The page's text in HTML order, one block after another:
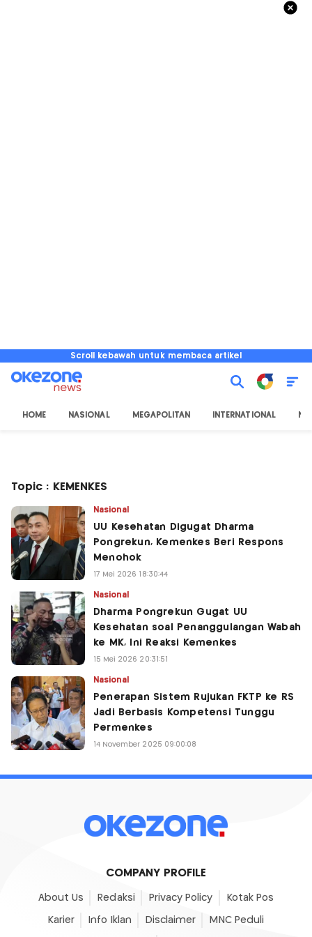
Scroll kebawah untuk membaca artikel
HOME NASIONAL MEGAPOLITAN INTERNATIONAL
Topic : KEMENKES
Nasional
UU Kesehatan Digugat Dharma
Pongrekun, Kemenkes Beri Respons
Menohok
17 Mei 2026 18:30:44
Nasional
Dharma Pongrekun Gugat UU
Kesehatan soal Penanggulangan Wabah
ke MK, Ini Reaksi Kemenkes
15 Mei 2026 20:31:51
Nasional
Penerapan Sistem Rujukan FKTP ke RS
Jadi Berbasis Kompetensi Tunggu
Permenkes
14 November 2025 09:00:08
COMPANY PROFILE
About Us Redaksi Privacy Policy Kotak Pos
Karier Info Iklan Disclaimer MNC Peduli